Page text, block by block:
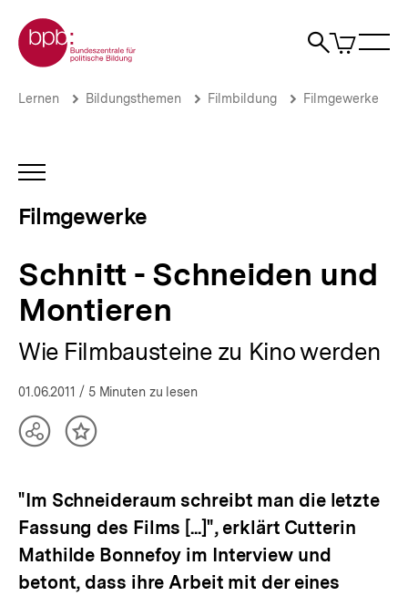
zum
Seiteninhalt
springen
Zur Startseite der bpb
Suche
Artikel
im
Schnitt
Montieren
Filmgewerke
Brotkrümelnavigation
Pfadnavigation
Lernen Bildungsthemen Filmbildung Filmgewerke
INHALTSNAVIGATION
Filmgewerke
Schnitt - Schneiden und
Montieren
Wie Filmbausteine zu Kino werden
01.06.2011 / 5 Minuten zu lesen
TeilenInhalt
"Im Schneideraum schreibt man die letzte
Fassung des Films [...]", erklärt Cutterin
Mathilde Bonnefoy im Interview und
betont, dass ihre Arbeit mit der eines